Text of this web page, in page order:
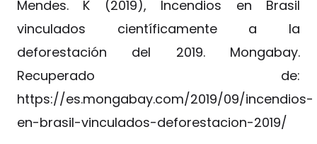
Mendes. K (2019), Incendios en Brasil
vinculados científicamente a la
deforestación del 2019. Mongabay.
Recuperado de:
https://es.mongabay.com/2019/09/incendios-
en-brasil-vinculados-deforestacion-2019/